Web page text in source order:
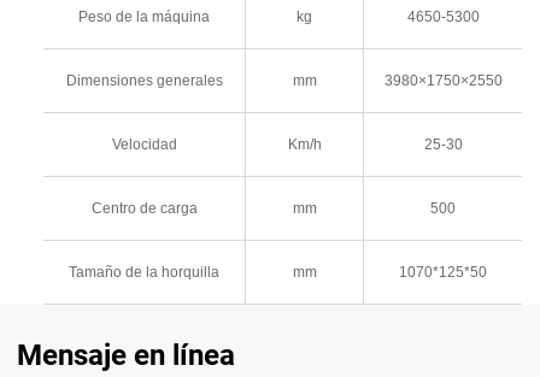
Peso de la máquina kg 4650-5300
Dimensiones generales mm 3980×1750×2550
Velocidad Km/h 25-30
Centro de carga mm 500
Tamaño de la horquilla mm 1070*125*50
Mensaje en línea